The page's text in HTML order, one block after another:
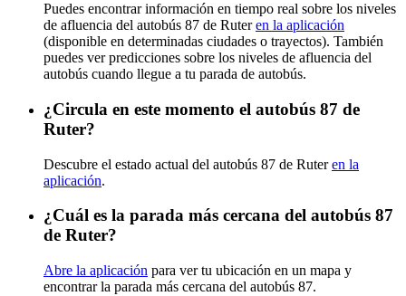
Puedes encontrar información en tiempo real sobre los niveles
de afluencia del autobús 87 de Ruteren la aplicación
(disponible en determinadas ciudades o trayectos). También
puedes ver predicciones sobre los niveles de afluencia del
autobús cuando llegue a tu parada de autobús.
¿Circula en este momento el autobús 87 de
Ruter?
Descubre el estado actual del autobús 87 de Ruteren la
aplicación.
¿Cuál es la parada más cercana del autobús 87
de Ruter?
Abre la aplicación para ver tu ubicación en un mapa y
encontrar la parada más cercana del autobús 87.